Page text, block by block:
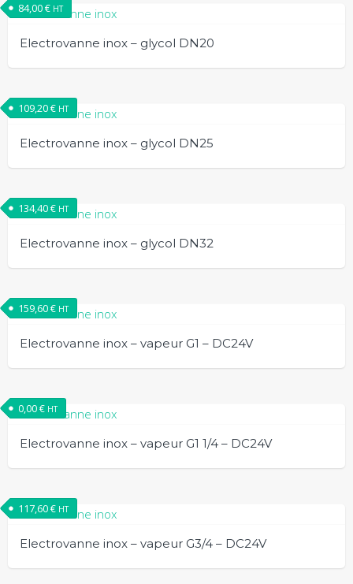
Electrovanne inox – glycol DN20
84,00€ HT
Electrovanne inox – glycol DN25
109,20€ HT
Electrovanne inox – glycol DN32
134,40€ HT
Electrovanne inox – vapeur G1 – DC24V
159,60€ HT
Electrovanne inox – vapeur G1 1/4 – DC24V
0,00€ HT
Electrovanne inox – vapeur G3/4 – DC24V
117,60€ HT